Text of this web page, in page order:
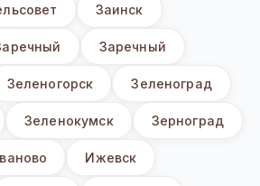
Заинск
Заречный
Зеленогорск Зеленоград
Зеленокумск Зерноград
Ижевск